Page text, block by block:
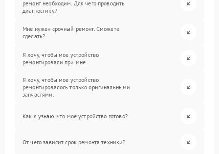
ремонт необходим. Для чего проводить
диагностику?
Мне нужен срочный ремонт. Сможете
сделать?
Я хочу, чтобы мое устройство
ремонтировали при мне.
Я хочу, чтобы мое устройство
ремонтировалось только оригинальными
запчастями.
Как я узнаю, что мое устройство готово?
От чего зависит срок ремонта техники?